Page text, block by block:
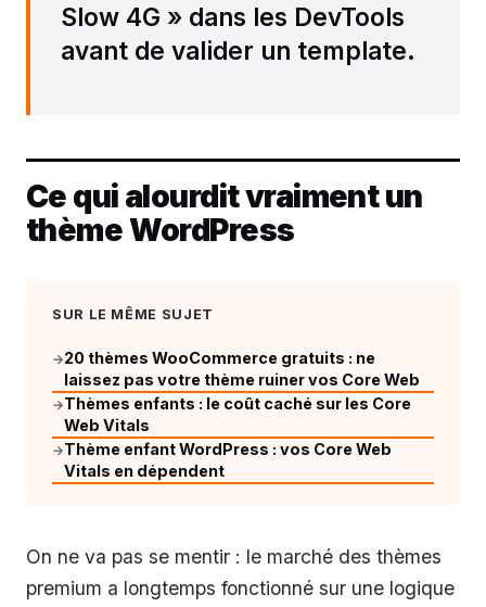
Slow 4G » dans les DevTools
avant de valider un template.
Ce qui alourdit vraiment un
thème WordPress
SUR LE MÊME SUJET
→20 thèmes WooCommerce gratuits : ne
laissez pas votre thème ruiner vos Core Web
→Thèmes enfants : le coût caché sur les Core
Web Vitals
→Thème enfant WordPress : vos Core Web
Vitals en dépendent
On ne va pas se mentir : le marché des thèmes
premium a longtemps fonctionné sur une logique